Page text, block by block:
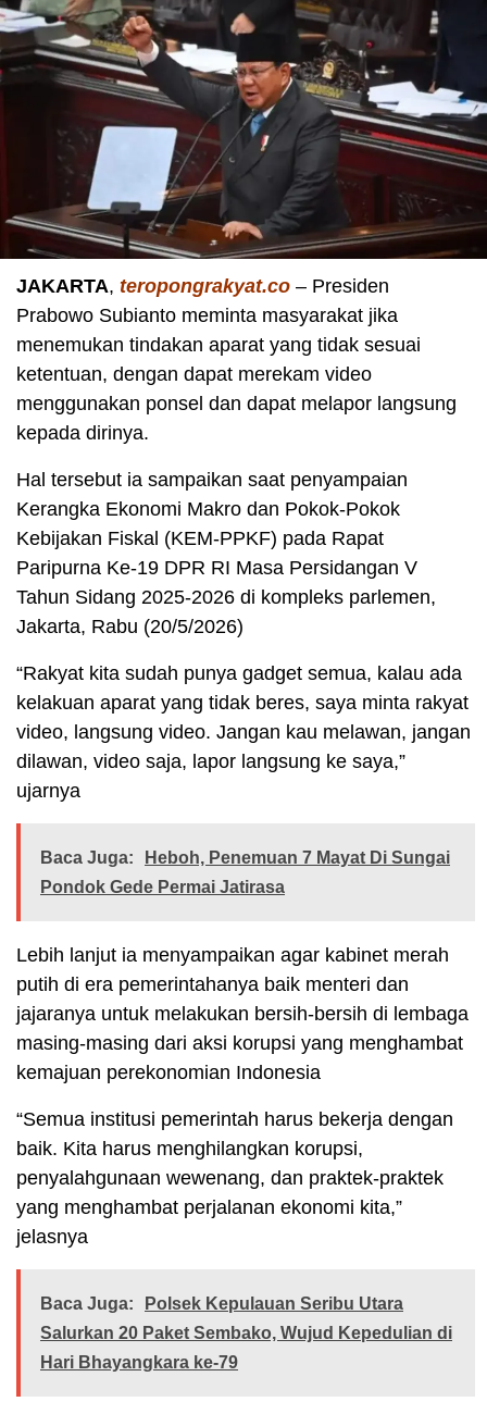
JAKARTA, teropongrakyat.co – Presiden
Prabowo Subianto meminta masyarakat jika
menemukan tindakan aparat yang tidak sesuai
ketentuan, dengan dapat merekam video
menggunakan ponsel dan dapat melapor langsung
kepada dirinya.
Hal tersebut ia sampaikan saat penyampaian
Kerangka Ekonomi Makro dan Pokok-Pokok
Kebijakan Fiskal (KEM-PPKF) pada Rapat
Paripurna Ke-19 DPR RI Masa Persidangan V
Tahun Sidang 2025-2026 di kompleks parlemen,
Jakarta, Rabu (20/5/2026)
“Rakyat kita sudah punya gadget semua, kalau ada
kelakuan aparat yang tidak beres, saya minta rakyat
video, langsung video. Jangan kau melawan, jangan
dilawan, video saja, lapor langsung ke saya,”
ujarnya
Baca Juga:
Heboh, Penemuan 7 Mayat Di Sungai
Pondok Gede Permai Jatirasa
Lebih lanjut ia menyampaikan agar kabinet merah
putih di era pemerintahanya baik menteri dan
jajaranya untuk melakukan bersih-bersih di lembaga
masing-masing dari aksi korupsi yang menghambat
kemajuan perekonomian Indonesia
“Semua institusi pemerintah harus bekerja dengan
baik. Kita harus menghilangkan korupsi,
penyalahgunaan wewenang, dan praktek-praktek
yang menghambat perjalanan ekonomi kita,”
jelasnya
Baca Juga:
Polsek Kepulauan Seribu Utara
Salurkan 20 Paket Sembako, Wujud Kepedulian di
Hari Bhayangkara ke-79